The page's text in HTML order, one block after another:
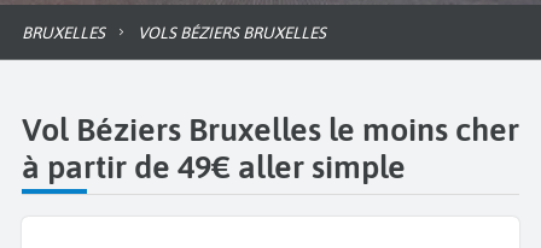
BRUXELLES VOLS BÉZIERS BRUXELLES
Vol Béziers Bruxelles le moins cher
à partir de 49€ aller simple